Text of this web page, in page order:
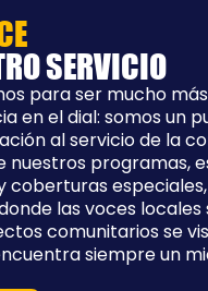
SERVICIO
para ser mucho
en el dial: somos un
al servicio de la
nuestros programas,
coberturas
las voces locales
comunitarios se
siempre un